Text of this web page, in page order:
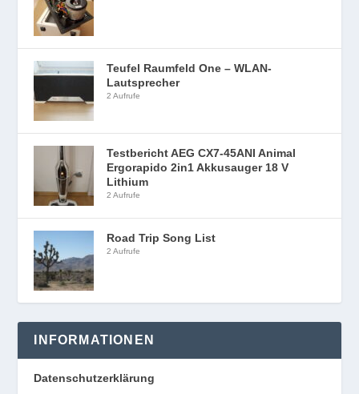
Teufel Raumfeld One – WLAN-
Lautsprecher
2 Aufrufe
Testbericht AEG CX7-45ANI Animal
Ergorapido 2in1 Akkusauger 18 V
Lithium
2 Aufrufe
Road Trip Song List
2 Aufrufe
INFORMATIONEN
Datenschutzerklärung